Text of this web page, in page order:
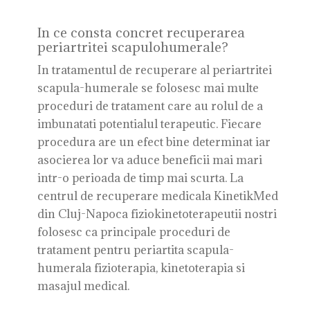
In ce consta concret recuperarea
periartritei scapulohumerale?
In tratamentul de recuperare al periartritei
scapula-humerale se folosesc mai multe
proceduri de tratament care au rolul de a
imbunatati potentialul terapeutic. Fiecare
procedura are un efect bine determinat iar
asocierea lor va aduce beneficii mai mari
intr-o perioada de timp mai scurta. La
centrul de recuperare medicala KinetikMed
din Cluj-Napoca fiziokinetoterapeutii nostri
folosesc ca principale proceduri de
tratament pentru periartita scapula-
humerala fizioterapia, kinetoterapia si
masajul medical.